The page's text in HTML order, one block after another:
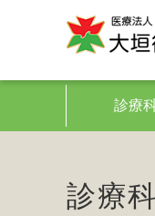
診療
診療